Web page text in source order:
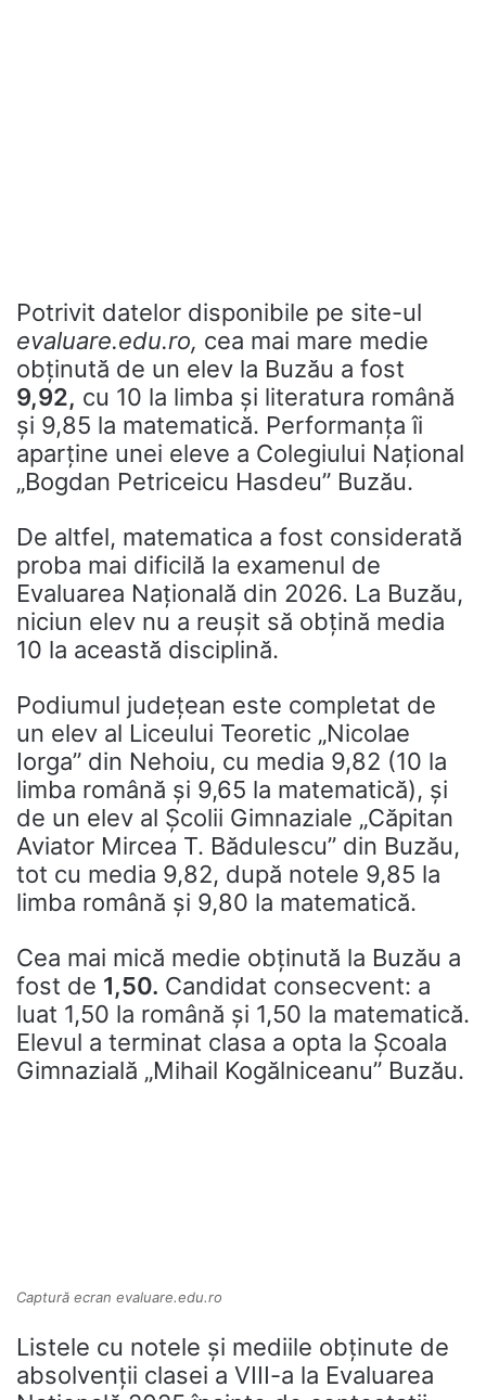
Potrivit datelor disponibile pe site-ul
evaluare.edu.ro, cea mai mare medie
obținută de un elev la Buzău a fost
9,92, cu 10 la limba și literatura română
și 9,85 la matematică. Performanța îi
aparține unei eleve a Colegiului Național
„Bogdan Petriceicu Hasdeu” Buzău.
De altfel, matematica a fost considerată
proba mai dificilă la examenul de
Evaluarea Națională din 2026. La Buzău,
niciun elev nu a reușit să obțină media
10 la această disciplină.
Podiumul județean este completat de
un elev al Liceului Teoretic „Nicolae
Iorga” din Nehoiu, cu media 9,82 (10 la
limba română și 9,65 la matematică), și
de un elev al Școlii Gimnaziale „Căpitan
Aviator Mircea T. Bădulescu” din Buzău,
tot cu media 9,82, după notele 9,85 la
limba română și 9,80 la matematică.
Cea mai mică medie obținută la Buzău a
fost de 1,50. Candidat consecvent: a
luat 1,50 la română și 1,50 la matematică.
Elevul a terminat clasa a opta la Școala
Gimnazială „Mihail Kogălniceanu” Buzău.
Captură ecran evaluare.edu.ro
Listele cu notele și mediile obținute de
absolvenții clasei a VIII-a la Evaluarea